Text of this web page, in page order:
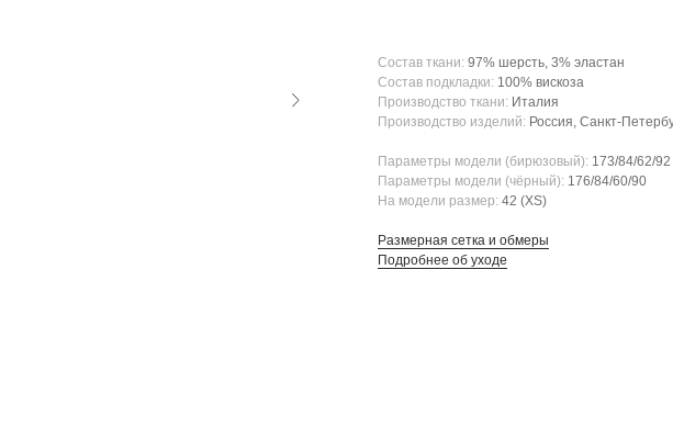
Состав ткани: 97% шерсть, 3% эластан
Состав подкладки: 100% вискоза
Производство ткани: Италия
Производство изделий: Россия, Санкт-
Параметры модели (бирюзовый): 173/84/62/92
Параметры модели (чёрный): 176/84/60/90
На модели размер: 42 (XS)
Размерная сетка и обмеры
Подробнее об уходе